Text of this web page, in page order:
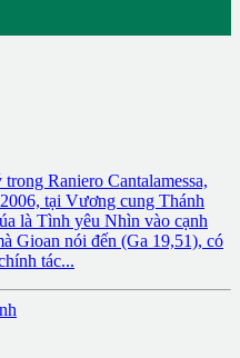
Raniero Cantalamessa,
tại Vương cung Thánh
là Tình yêu Nhìn vào cạnh
Gioan nói đến (Ga 19,51), có
tác...